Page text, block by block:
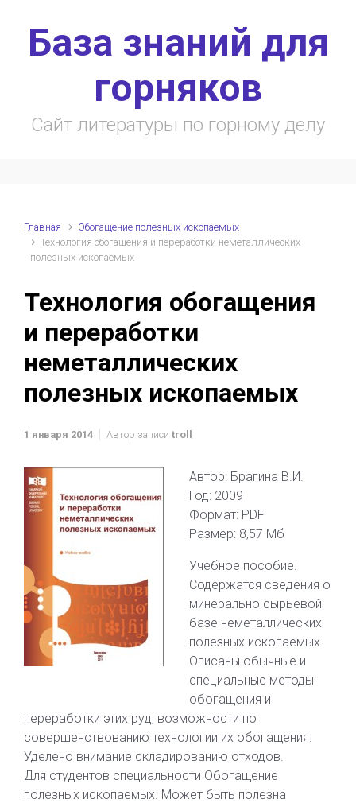
База знаний для
горняков
Сайт литературы по горному делу
Главная
Обогащение полезных ископаемых
Технология обогащения и переработки неметаллических
полезных ископаемых
Технология обогащения
и переработки
неметаллических
полезных ископаемых
1 января 2014 Автор записи troll
Автор: Брагина В.И.
Год: 2009
Формат: PDF
Размер: 8,57 Мб
Учебное пособие.
Содержатся сведения о
минерально сырьевой
базе неметаллических
полезных ископаемых.
Описаны обычные и
специальные методы
обогащения и
переработки этих руд, возможности по
совершенствованию технологии их обогащения.
Уделено внимание складированию отходов.
Для студентов специальности Обогащение
полезных ископаемых. Может быть полезна